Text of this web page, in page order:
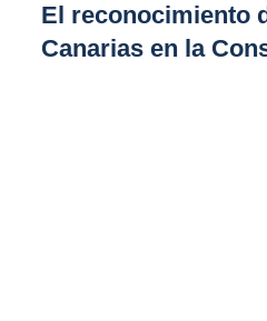
El reconocimiento
Canarias en la